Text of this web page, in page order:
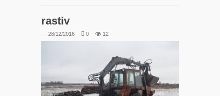
rastiv
— 28/12/2016 0 12